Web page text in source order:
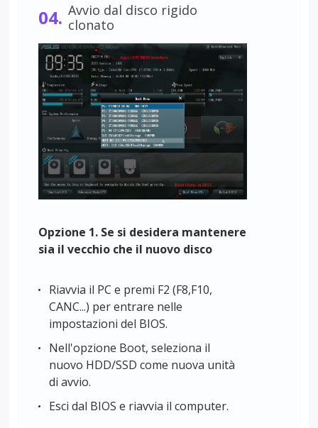
04. Avvio dal disco rigido
clonato
Opzione 1. Se si desidera mantenere
sia il vecchio che il nuovo disco
Riavvia il PC e premi F2 (F8,F10,
CANC...) per entrare nelle
impostazioni del BIOS.
Nell'opzione Boot, seleziona il
nuovo HDD/SSD come nuova unità
di avvio.
Esci dal BIOS e riavvia il computer.